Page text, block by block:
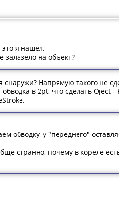
я нашел.
на объект?
Напрямую такого не
в 2pt, что сделать Oject
обводку, у "переднего"
странно, почему в кореле